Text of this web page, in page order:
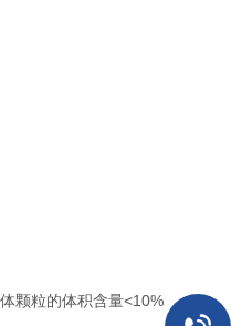
颗粒的体积含量<10%